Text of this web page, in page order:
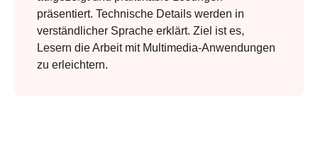
präsentiert. Technische Details werden in
verständlicher Sprache erklärt. Ziel ist es,
Lesern die Arbeit mit Multimedia-Anwendungen
zu erleichtern.